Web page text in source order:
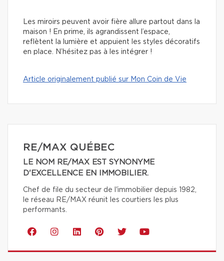
Les miroirs peuvent avoir fière allure partout dans la
maison ! En prime, ils agrandissent l’espace,
reflètent la lumière et appuient les styles décoratifs
en place. N’hésitez pas à les intégrer !
Article originalement publié sur Mon Coin de Vie
RE/MAX QUÉBEC
LE NOM RE/MAX EST SYNONYME
D'EXCELLENCE EN IMMOBILIER.
Chef de file du secteur de l'immobilier depuis 1982,
le réseau RE/MAX réunit les courtiers les plus
performants.